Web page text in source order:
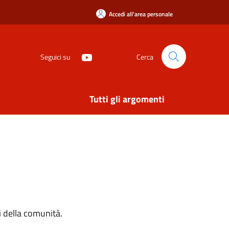
Accedi all'area personale
Seguici su Cerca
Tutti gli argomenti
della comunità.